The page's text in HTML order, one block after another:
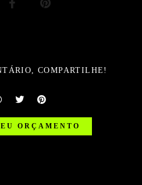
COMPARTILHE!
ORÇAMENTO